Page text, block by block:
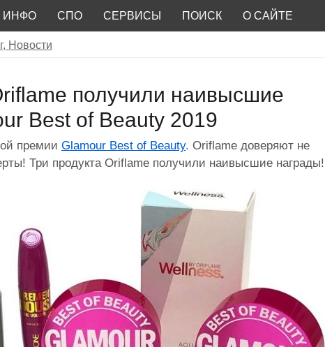
ИНФО СПО СЕРВИСЫ ПОИСК О САЙТЕ
Новости
получили наивысшие
Best of Beauty 2019
премииGlamour Best of Beauty. Oriflame доверяют не
Три продукта Oriflame получили наивысшие награды!